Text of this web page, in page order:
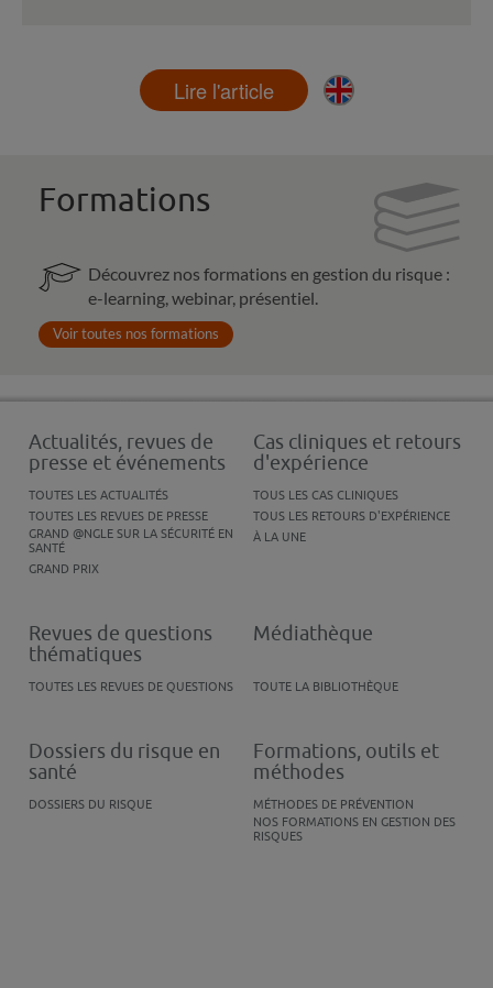
Lire l'article
Formations
Découvrez nos formations en gestion du risque :
e-learning, webinar, présentiel.
Voir toutes nos formations
Actualités, revues de
presse et événements
TOUTES LES ACTUALITÉS
TOUTES LES REVUES DE PRESSE
GRAND @NGLE SUR LA SÉCURITÉ EN
SANTÉ
GRAND PRIX
Cas cliniques et retours
d'expérience
TOUS LES CAS CLINIQUES
TOUS LES RETOURS D'EXPÉRIENCE
À LA UNE
Revues de questions
thématiques
TOUTES LES REVUES DE QUESTIONS
Médiathèque
TOUTE LA BIBLIOTHÈQUE
Dossiers du risque en
santé
DOSSIERS DU RISQUE
Formations, outils et
méthodes
MÉTHODES DE PRÉVENTION
NOS FORMATIONS EN GESTION DES
RISQUES